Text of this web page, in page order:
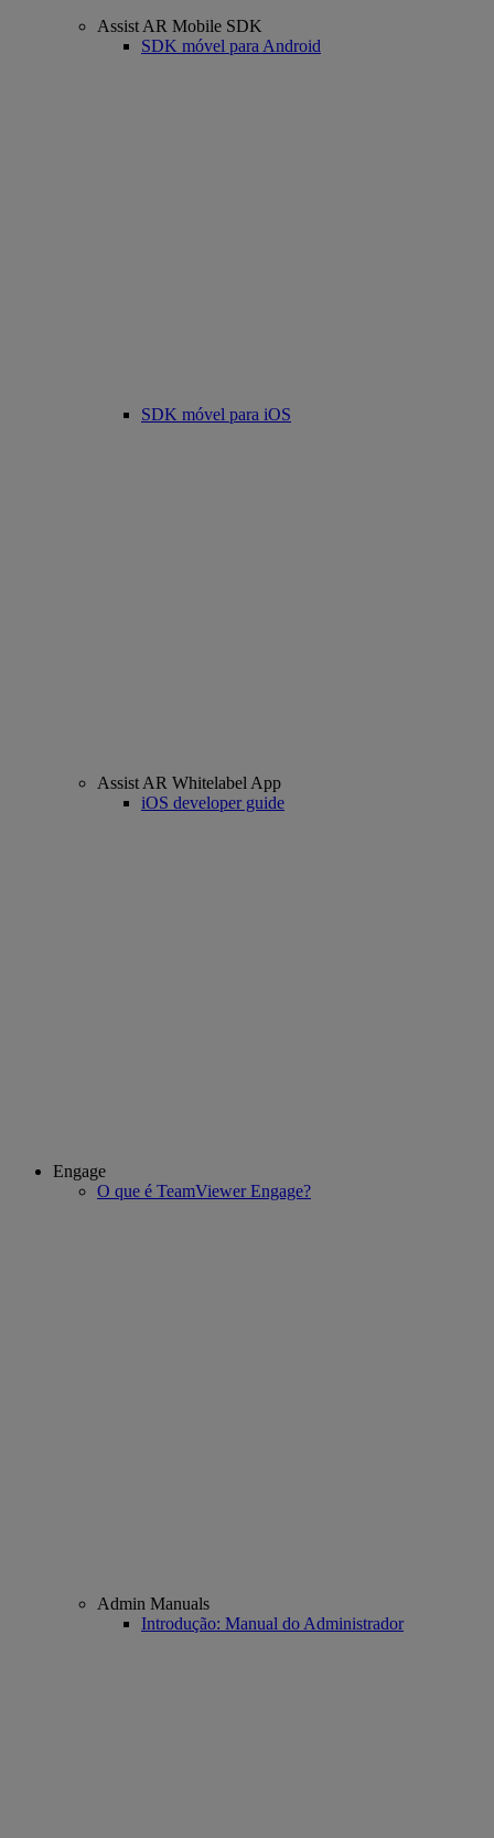
Assist AR Mobile SDK
SDK móvel para Android
SDK móvel para iOS
Assist AR Whitelabel App
iOS developer guide
Engage
O que é TeamViewer Engage?
Admin Manuals
Introdução: Manual do Administrador